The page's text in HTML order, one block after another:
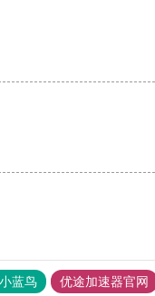
小蓝鸟 优途加速器官网